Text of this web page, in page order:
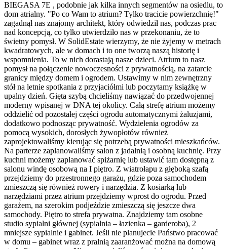
BIEGASA 7E , podobnie jak kilka innych segmentów na osiedlu, to
dom atrialny. "Po co Wam to atrium? Tylko tracicie powierzchnię!"
zagadnął nas znajomy architekt, który odwiedził nas, podczas prac
nad koncepcją, co tylko utwierdziło nas w przekonaniu, że to
świetny pomysł. W SolidEstate wierzymy, że nie żyjemy w metrach
kwadratowych, ale w domach i to one tworzą naszą historię i
wspomnienia. To w nich dorastają nasze dzieci. Atrium to nasz
pomysł na połączenie nowoczesności z prywatnością, na zatarcie
granicy między domem i ogrodem. Ustawimy w nim zewnętrzny
stół na letnie spotkania z przyjaciółmi lub poczytamy książkę w
upalny dzień. Gięta szybą chcieliśmy nawiązać do przedwojennej
moderny wpisanej w DNA tej okolicy. Całą strefę atrium możemy
oddzielić od pozostałej części ogrodu automatycznymi żaluzjami,
dodatkowo podnosząc prywatność. Wydzielenia ogrodów za
pomocą wysokich, dorosłych żywopłotów również
zaprojektowaliśmy kierując się potrzebą prywatności mieszkańców.
Na parterze zaplanowaliśmy salon z jadalnią i osobną kuchnię. Przy
kuchni możemy zaplanować spiżarnię lub ustawić tam dostępną z
salonu windę osobową na I piętro. Z wiatrołapu z głęboką szafą
przejdziemy do przestronnego garażu, gdzie poza samochodem
zmieszczą się również rowery i narzędzia. Z kosiarką lub
narzędziami przez atrium przejdziemy wprost do ogrodu. Przed
garażem, na szerokim podjeździe zmieszczą się jeszcze dwa
samochody. Piętro to strefa prywatna. Znajdziemy tam osobne
studio sypialni głównej (sypialnia – łazienka – garderoba), 2
mniejsze sypialnie i gabinet. Jeśli nie planujecie Państwo pracować
w domu – gabinet wraz z pralnią zaaranżować można na domową